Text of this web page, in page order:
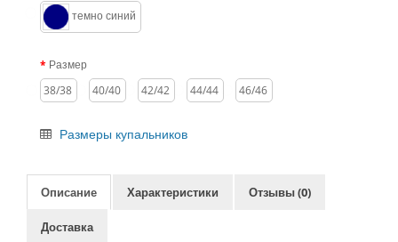
темно синий
Размер
38/38
40/40 42/42 44/44 46/46
Размеры купальников
Описание Характеристики Отзывы (0)
Доставка